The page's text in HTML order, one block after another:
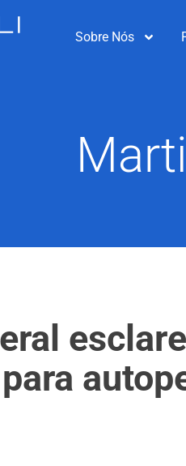
Sobre Nós